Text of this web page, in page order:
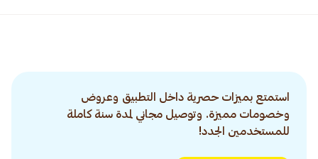
استمتع بميزات حصرية داخل التطبيق وعروض
وخصومات مميزة. وتوصيل مجاني لمدة سنة كاملة
للمستخدمين الجدد!